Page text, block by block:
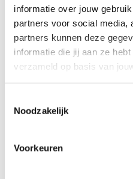
informatie over jouw
partners voor social media,
partners kunnen deze
informatie die jij aan ze
verzameld op basis van
Noodzakelijk
Voorkeuren
Postcode *
Zo kunnen we de juiste